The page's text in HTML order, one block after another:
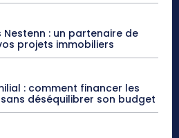
: un partenaire de
projets immobiliers
: comment financer les
déséquilibrer son budget